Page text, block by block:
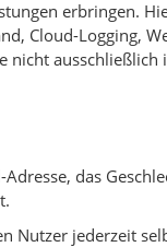
erbringen.
Cloud-Logging,
das
Nutzer jederzeit